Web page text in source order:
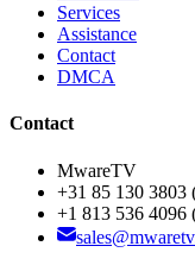
Services
Assistance
Contact
DMCA
Contact
MwareTV
+31 85 130 3803
+1 813 536 4096